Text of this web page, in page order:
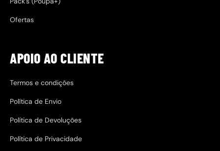
Ofertas
APOIO AO CLIENTE
Termos e condições
Política de Envio
Política de Devoluções
Política de Privacidade